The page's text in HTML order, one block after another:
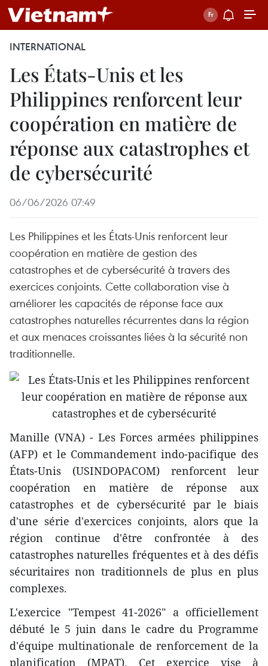
INTERNATIONAL
Les États-Unis et les
Philippines renforcent leur
coopération en matière de
réponse aux catastrophes et
de cybersécurité
06/06/2026 07:49
Les Philippines et les États-Unis renforcent leur
coopération en matière de gestion des
catastrophes et de cybersécurité à travers des
exercices conjoints. Cette collaboration vise à
améliorer les capacités de réponse face aux
catastrophes naturelles récurrentes dans la région
et aux menaces croissantes liées à la sécurité non
traditionnelle.
Manille (VNA) - Les Forces armées philippines
(AFP) et le Commandement indo-pacifique des
États-Unis (USINDOPACOM) renforcent leur
coopération en matière de réponse aux
catastrophes et de cybersécurité par le biais
d'une série d'exercices conjoints, alors que la
région continue d'être confrontée à des
catastrophes naturelles fréquentes et à des défis
sécuritaires non traditionnels de plus en plus
complexes.
L'exercice "Tempest 41-2026" a officiellement
débuté le 5 juin dans le cadre du Programme
d'équipe multinationale de renforcement de la
planification (MPAT). Cet exercice vise à